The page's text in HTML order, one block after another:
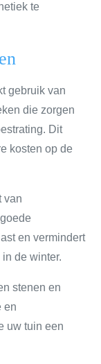
te
gebruik van
die zorgen
Dit
kosten op de
van
en vermindert
de winter.
stenen en
en
uw tuin een